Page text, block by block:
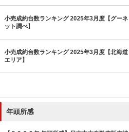
小売成約台数ランキング 2025年3月度【グーネ
ット調べ】
小売成約台数ランキング 2025年3月度【北海道
エリア】
年頭所感